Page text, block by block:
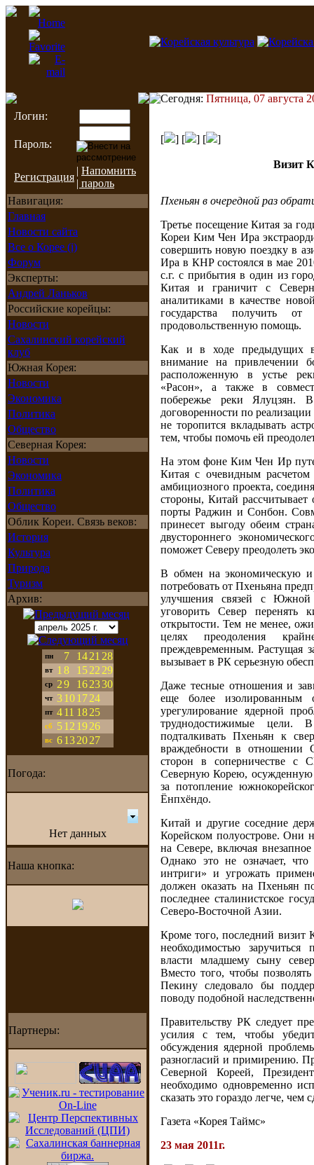
Логин:
Пароль:
Регистрация
| Напомнить
| пароль
Навигация:
Главная
Новости сайта
Все о Корее (i)
Форум
Эксперты:
Андрей Ланьков
Российские корейцы:
Новости
Сахалинский корейский
клуб
Южная Корея:
Новости
Экономика
Политика
Общество
Северная Корея:
Новости
Экономика
Политика
Общество
Облик Кореи. Связь веков:
История
Культура
Природа
Туризм
Архив:
пн 7 14 21 28
вт 1 8 15 22 29
ср 29 16 2330
чт 3 10 17 24
пт 4 11 18 25
сб 5 12 19 26
вс 6 13 20 27
Погода:
Нет данных
Наша кнопка:
Сегодня: Пятница, 07 августа
[ ] [ ] [ ]
Визит
Пхеньян в очередной раз
Третье посещение Китая за
Кореи Ким Чен Ира
совершить новую поездку в
Ира в КНР состоялся в мае
с.г. с прибытия в один из
Китая и граничит с
аналитиками в качестве
государства получить
продовольственную помощь.
Как и в ходе предыдущих
внимание на привлечении
расположенную в устье
«Расон», а также в
побережье реки Ялуцзян.
договоренности по
не торопится вкладывать
тем, чтобы помочь ей
На этом фоне Ким Чен Ир
Китая с очевидным
амбициозного проекта,
стороны, Китай рассчитывает
порты Раджин и Сонбон.
принесет выгоду обеим
двустороннего
поможет Северу преодолеть
В обмен на экономическую
потребовать от Пхеньяна
улучшения связей с Южной
уговорить Север перенять
открытости. Тем не менее,
целях преодоления
преждевременным. Растущая
вызывает в РК серьезную
Даже тесные отношения и
еще более изолированным
урегулирование ядерной
труднодостижимые
подталкивать Пхеньян к
враждебности в отношении
сторон в соперничестве с
Северную Корею,
за потопление
Ёнпхёндо.
Китай и другие соседние
Корейском полуострове. Они
на Севере, включая
Однако это не означает,
интриги» и угрожать
должен оказать на Пхеньян
последнее сталинистское
Северо-Восточной Азии.
Кроме того, последний
необходимостью
власти младшему сыну
Вместо того, чтобы
Пекину следовало бы
поводу подобной
Правительству РК следует
усилия с тем, чтобы
обсуждения ядерной
разногласий и примирению.
Северной Кореей,
необходимо одновременно
сказать это гораздо легче, чем
Газета «Корея Таймс»
23 мая 2011г.
Партнеры: